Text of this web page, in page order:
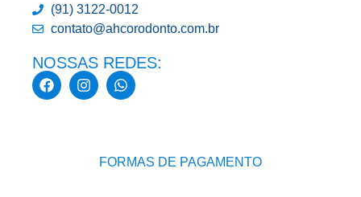
(91) 3122-0012
contato@ahcorodonto.com.br
NOSSAS REDES:
FORMAS DE PAGAMENTO